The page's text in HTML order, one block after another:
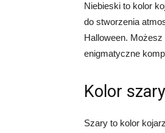
Niebieski to kolor
do stworzenia
Halloween.
enigmatyczne
Kolor szary
Szary to kolor